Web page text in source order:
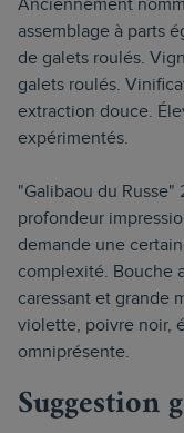
Anciennement
assemblage à parts
de galets roulés.
galets roulés.
extraction douce.
expérimentés.
"Galibaou du
profondeur
demande une
complexité. Bouche
caressant et grande
violette, poivre noir,
omniprésente.
Suggestion